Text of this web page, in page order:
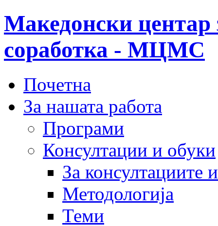
Македонски центар
соработка - МЦМС
Почетна
За нашата работа
Програми
Консултации и обуки
За консултациите
Методологија
Теми